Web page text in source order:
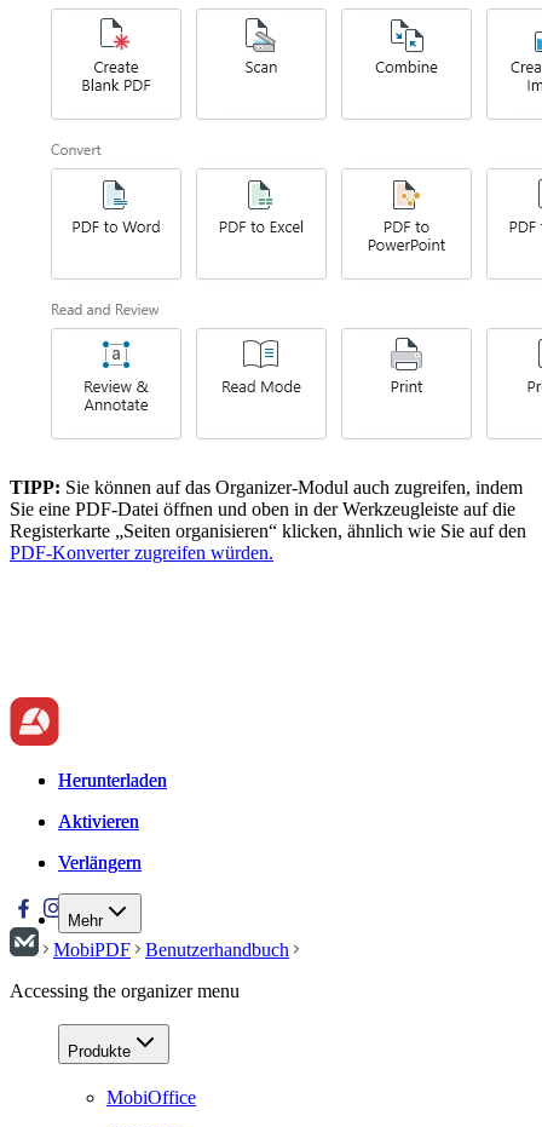
TIPP: Sie können auf das Organizer-Modul auch zugreifen, indem
Sie eine PDF-Datei öffnen und oben in der Werkzeugleiste auf die
Registerkarte „Seiten organisieren“ klicken, ähnlich wie Sie auf den
PDF-Konverter zugreifen würden.
Herunterladen
Aktivieren
Verlängern
Mehr
Herunterladen
Aktivieren
Verlängern
MobiPDF
Benutzerhandbuch
Accessing the organizer menu
Produkte
MobiOffice